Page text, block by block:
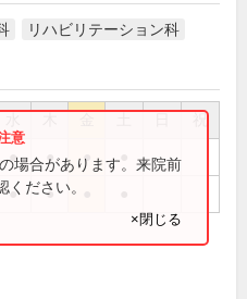
リハビリテーション科
祝
● ● ●
● ●
場合があります。来院前
ださい。
×閉じる